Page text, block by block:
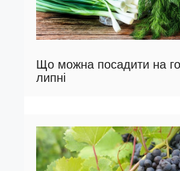
Що можна посадити на
липні